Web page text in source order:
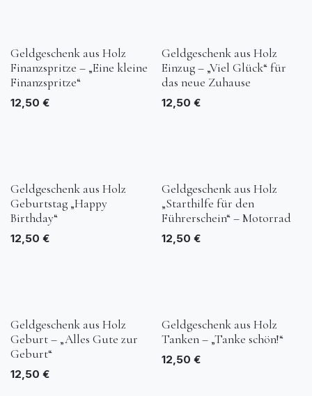
Geldgeschenk aus Holz
Finanzspritze – „Eine kleine
Finanzspritze“
12,50 €
Geldgeschenk aus Holz
Einzug – „Viel Glück“ für
das neue Zuhause
12,50 €
Geldgeschenk aus Holz
Geburtstag „Happy
Birthday“
12,50 €
Geldgeschenk aus Holz
„Starthilfe für den
Führerschein“ – Motorrad
12,50 €
Geldgeschenk aus Holz
Geburt – „Alles Gute zur
Geburt“
12,50 €
Geldgeschenk aus Holz
Tanken – „Tanke schön!“
12,50 €